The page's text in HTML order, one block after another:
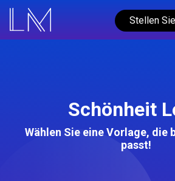
Stellen
Schönheit
Wählen Sie eine Vorlage, die
passt!